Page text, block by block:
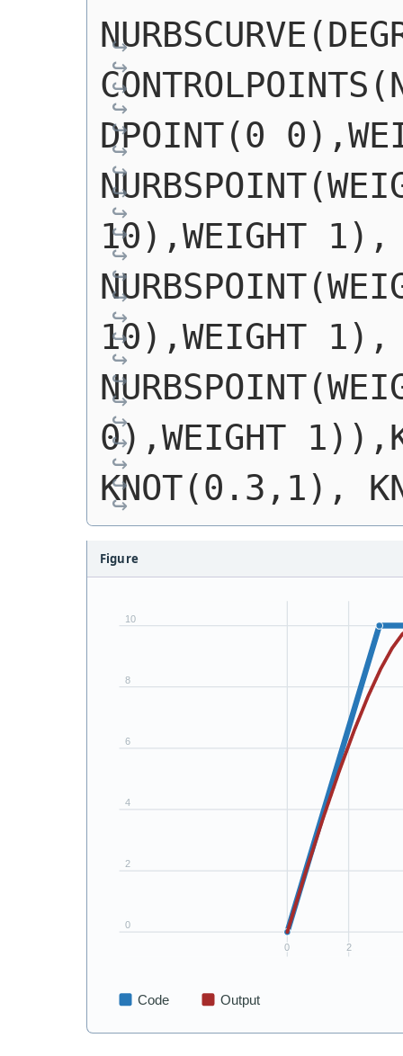
DPOINT(0
10),WEIGHT 1),
10),WEIGHT 1),
0),WEIGHT
KNOT(0.3,1),
Figure